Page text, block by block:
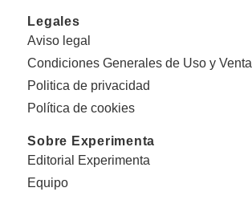
Legales
Aviso legal
Condiciones Generales de Uso y Venta
Politica de privacidad
Política de cookies
Sobre Experimenta
Editorial Experimenta
Equipo